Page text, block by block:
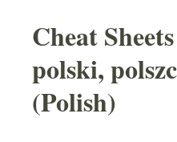
Cheat
polski,
(Polish)